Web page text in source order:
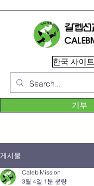
기부
게시물
Caleb Mission
3월 4일 1분 분량